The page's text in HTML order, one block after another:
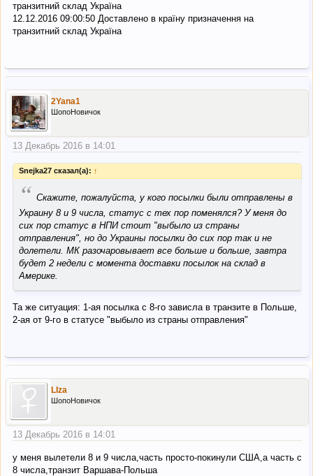
транзитний склад Україна
12.12.2016 09:00:50 Доставлено в країну призначення на
транзитний склад Україна
2Yana1
ШопоНовичок
13 Декабрь 2016 в 14:01
Snejka27 сказал(а): ↑
“ Скажите, пожалуйста, у кого посылки были отправлены в
Украину 8 и 9 числа, статус с тех пор поменялся? У меня до
сих пор статус в НПИ стоит "выбыло из страны
отправления", но до Украины посылки до сих пор так и не
долетели. МК разочаровывает все больше и больше, завтра
будет 2 недели с момента доставки посылок на склад в
Америке.
Та же ситуация: 1-ая посылка с 8-го зависла в транзите в Польше,
2-ая от 9-го в статусе "выбыло из страны отправления"
LIza
ШопоНовичок
13 Декабрь 2016 в 14:01
у меня вылетели 8 и 9 числа,часть просто-покинули США,а часть с
8 числа,транзит Варшава-Польша